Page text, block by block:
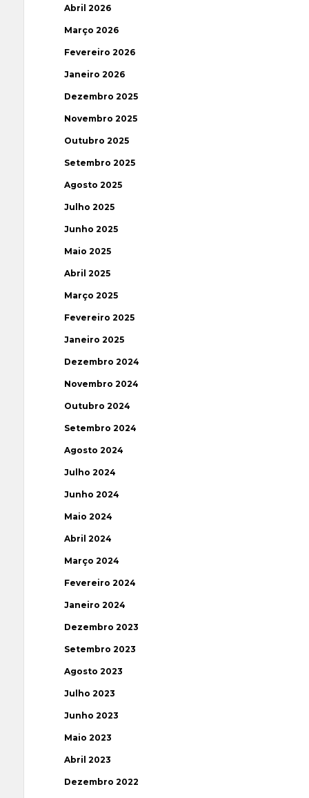
Abril 2026
Março 2026
Fevereiro 2026
Janeiro 2026
Dezembro 2025
Novembro 2025
Outubro 2025
Setembro 2025
Agosto 2025
Julho 2025
Junho 2025
Maio 2025
Abril 2025
Março 2025
Fevereiro 2025
Janeiro 2025
Dezembro 2024
Novembro 2024
Outubro 2024
Setembro 2024
Agosto 2024
Julho 2024
Junho 2024
Maio 2024
Abril 2024
Março 2024
Fevereiro 2024
Janeiro 2024
Dezembro 2023
Setembro 2023
Agosto 2023
Julho 2023
Junho 2023
Maio 2023
Abril 2023
Dezembro 2022